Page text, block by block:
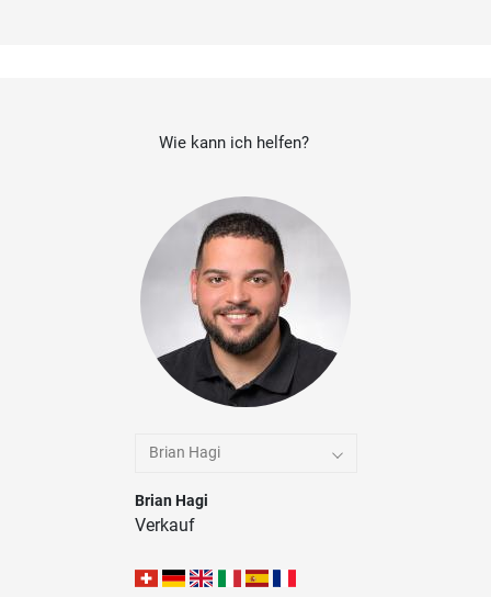
Wie kann ich helfen?
Brian Hagi
Brian Hagi
Verkauf